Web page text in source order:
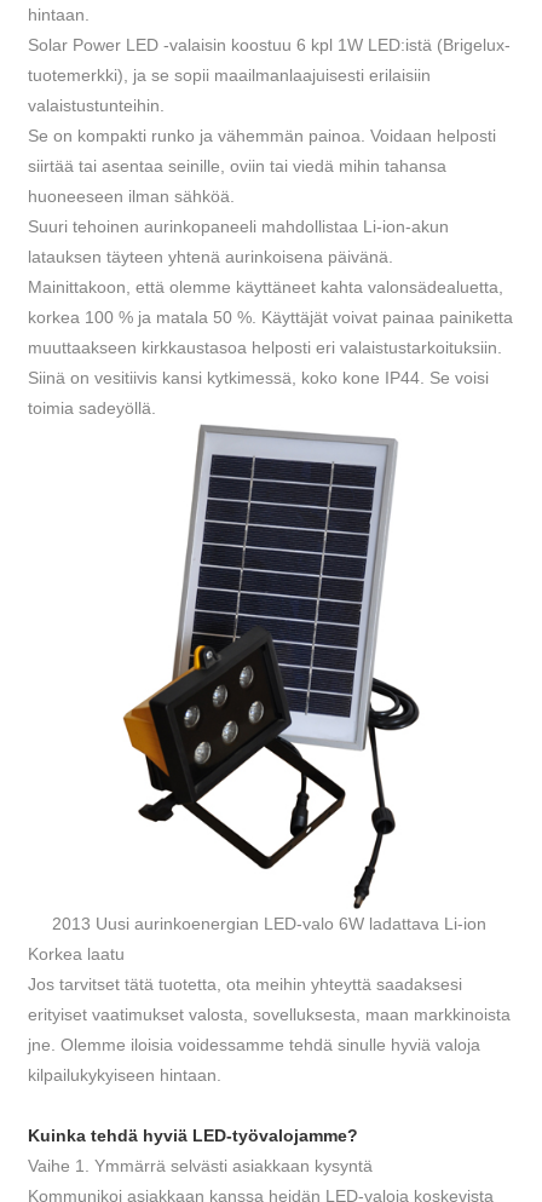
hintaan.
Solar Power LED -valaisin koostuu 6 kpl 1W LED:istä (Brigelux-
tuotemerkki), ja se sopii maailmanlaajuisesti erilaisiin
valaistustunteihin.
Se on kompakti runko ja vähemmän painoa. Voidaan helposti
siirtää tai asentaa seinille, oviin tai viedä mihin tahansa
huoneeseen ilman sähköä.
Suuri tehoinen aurinkopaneeli mahdollistaa Li-ion-akun
latauksen täyteen yhtenä aurinkoisena päivänä.
Mainittakoon, että olemme käyttäneet kahta valonsädealuetta,
korkea 100 % ja matala 50 %. Käyttäjät voivat painaa painiketta
muuttaakseen kirkkaustasoa helposti eri valaistustarkoituksiin.
Siinä on vesitiivis kansi kytkimessä, koko kone IP44. Se voisi
toimia sadeyöllä.
2013 Uusi aurinkoenergian LED-valo 6W ladattava Li-ion
Korkea laatu
Jos tarvitset tätä tuotetta, ota meihin yhteyttä saadaksesi
erityiset vaatimukset valosta, sovelluksesta, maan markkinoista
jne. Olemme iloisia voidessamme tehdä sinulle hyviä valoja
kilpailukykyiseen hintaan.
Kuinka tehdä hyviä LED-työvalojamme?
Vaihe 1. Ymmärrä selvästi asiakkaan kysyntä
Kommunikoi asiakkaan kanssa heidän LED-valoja koskevista